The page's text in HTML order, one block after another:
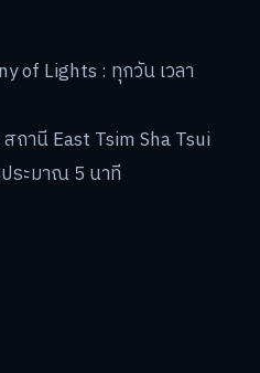
of Lights : ทุกวัน เวลา
ถานี East Tsim Sha Tsui
ระมาณ 5 นาที